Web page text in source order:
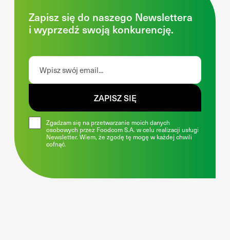
Zapisz się do naszego Newslettera
i wyprzedź swoją konkurencję.
Zgadzam się na przetwarzanie moich danych
osobowych przez Foodcom S.A. w celu realizacji usługi
Newsletter. Wiem, że zgodę tę mogę w każdej chwili
cofnąć.
ZAPISZ SIĘ